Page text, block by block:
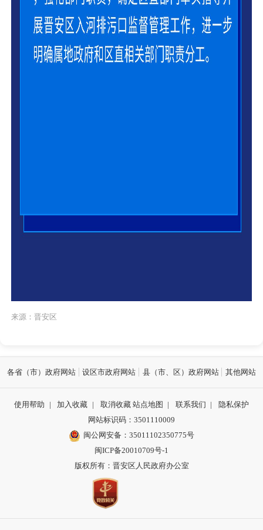
来源：晋安区
各省（市）政府网站 设区市政府网站 县（市、区）政府网站 其他网站
使用帮助 | 加入收藏 | 取消收藏 站点地图 | 联系我们 |
隐私保护
网站标识码：3501110009
闽公网安备：35011102350775号
闽ICP备20010709号-1
版权所有：晋安区人民政府办公室